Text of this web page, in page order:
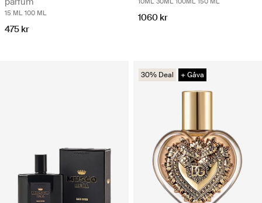
15 ML 100 ML
475 kr
1060 kr
30% Deal + Gåva